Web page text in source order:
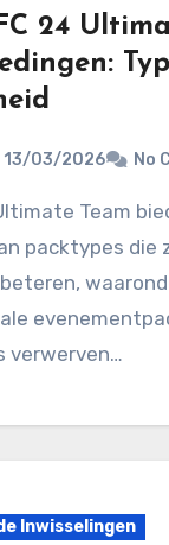
24
13/03/2026 No
packtypes die
verwerven…
Inwisselingen